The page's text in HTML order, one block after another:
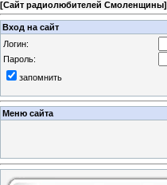
[Сайт радиолюбителей Смоленщины]
Вход на сайт
Логин:
Пароль:
запомнить
Меню сайта